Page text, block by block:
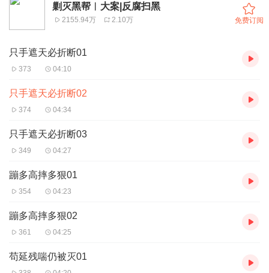
剿灭黑帮︳大案|反腐扫黑
2155.94万 2.10万 免费订阅
只手遮天必折断01
373 04:10
只手遮天必折断02
374 04:34
只手遮天必折断03
349 04:27
蹦多高摔多狠01
354 04:23
蹦多高摔多狠02
361 04:25
苟延残喘仍被灭01